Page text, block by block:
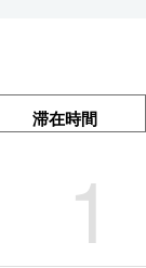
滞在時間
1